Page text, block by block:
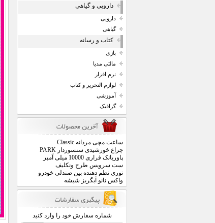
دارویی و گیاهی
دارویی
گیاهی
کتاب و رسانه
بازی
مالتی مدیا
نرم افزار
لوازم التحریر و کتاب
آموزشی
گرافیک
ساعت مچی مردانه Classic
چراغ خورشیدی سنسوردار PARK
پاوربانک فراری 10000 میلی آمپر
ست سرویس طرح ونکلیف
توری نظم دهنده بین صندلی خودرو
واکس نانو آبگریز شیشه
شماره سفارش خود را وارد کنید